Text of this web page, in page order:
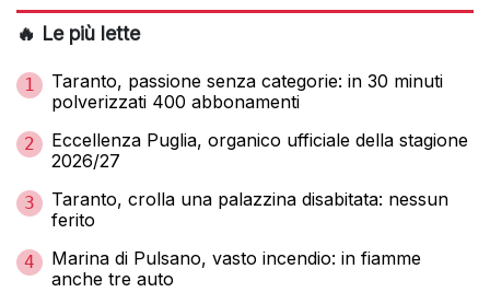
🔥 Le più lette
1
Taranto, passione senza categorie: in 30 minuti
polverizzati 400 abbonamenti
2
Eccellenza Puglia, organico ufficiale della stagione
2026/27
3
Taranto, crolla una palazzina disabitata: nessun
ferito
4
Marina di Pulsano, vasto incendio: in fiamme
anche tre auto